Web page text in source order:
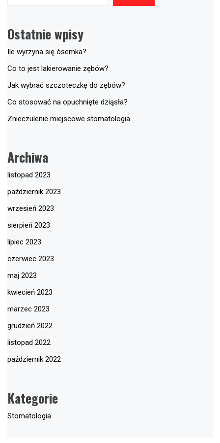
Ostatnie wpisy
Ile wyrzyna się ósemka?
Co to jest lakierowanie zębów?
Jak wybrać szczoteczkę do zębów?
Co stosować na opuchnięte dziąsła?
Znieczulenie miejscowe stomatologia
Archiwa
listopad 2023
październik 2023
wrzesień 2023
sierpień 2023
lipiec 2023
czerwiec 2023
maj 2023
kwiecień 2023
marzec 2023
grudzień 2022
listopad 2022
październik 2022
Kategorie
Stomatologia